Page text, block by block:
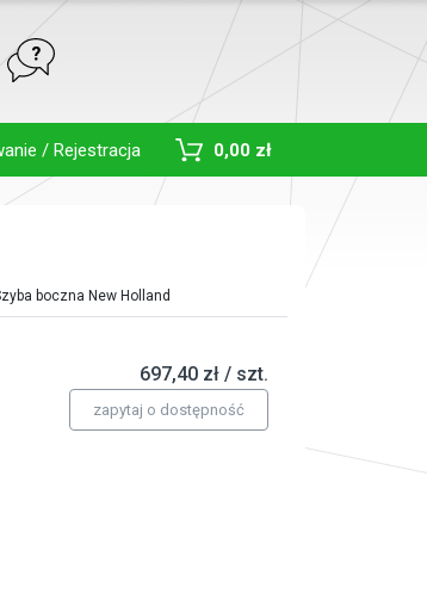
/ Rejestracja 0,00 zł
boczna New Holland
697,40 zł / szt.
zapytaj o dostępność